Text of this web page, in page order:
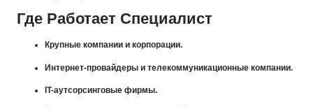
Где Работает Специалист
Крупные компании и корпорации.
Интернет-провайдеры и телекоммуникационные компании.
IT-аутсорсинговые фирмы.